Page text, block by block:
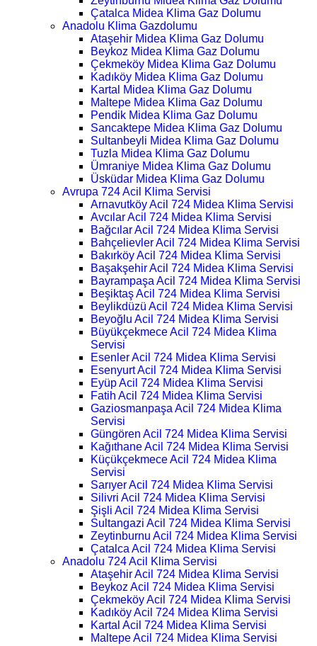
Çatalca Midea Klima Gaz Dolumu
Anadolu Klima Gazdolumu
Ataşehir Midea Klima Gaz Dolumu
Beykoz Midea Klima Gaz Dolumu
Çekmeköy Midea Klima Gaz Dolumu
Kadıköy Midea Klima Gaz Dolumu
Kartal Midea Klima Gaz Dolumu
Maltepe Midea Klima Gaz Dolumu
Pendik Midea Klima Gaz Dolumu
Sancaktepe Midea Klima Gaz Dolumu
Sultanbeyli Midea Klima Gaz Dolumu
Tuzla Midea Klima Gaz Dolumu
Ümraniye Midea Klima Gaz Dolumu
Üsküdar Midea Klima Gaz Dolumu
Avrupa 724 Acil Klima Servisi
Arnavutköy Acil 724 Midea Klima Servisi
Avcılar Acil 724 Midea Klima Servisi
Bağcılar Acil 724 Midea Klima Servisi
Bahçelievler Acil 724 Midea Klima Servisi
Bakırköy Acil 724 Midea Klima Servisi
Başakşehir Acil 724 Midea Klima Servisi
Bayrampaşa Acil 724 Midea Klima Servisi
Beşiktaş Acil 724 Midea Klima Servisi
Beylikdüzü Acil 724 Midea Klima Servisi
Beyoğlu Acil 724 Midea Klima Servisi
Büyükçekmece Acil 724 Midea Klima
Servisi
Esenler Acil 724 Midea Klima Servisi
Esenyurt Acil 724 Midea Klima Servisi
Eyüp Acil 724 Midea Klima Servisi
Fatih Acil 724 Midea Klima Servisi
Gaziosmanpaşa Acil 724 Midea Klima
Servisi
Güngören Acil 724 Midea Klima Servisi
Kağıthane Acil 724 Midea Klima Servisi
Küçükçekmece Acil 724 Midea Klima
Servisi
Sarıyer Acil 724 Midea Klima Servisi
Silivri Acil 724 Midea Klima Servisi
Şişli Acil 724 Midea Klima Servisi
Sultangazi Acil 724 Midea Klima Servisi
Zeytinburnu Acil 724 Midea Klima Servisi
Çatalca Acil 724 Midea Klima Servisi
Anadolu 724 Acil Klima Servisi
Ataşehir Acil 724 Midea Klima Servisi
Beykoz Acil 724 Midea Klima Servisi
Çekmeköy Acil 724 Midea Klima Servisi
Kadıköy Acil 724 Midea Klima Servisi
Kartal Acil 724 Midea Klima Servisi
Maltepe Acil 724 Midea Klima Servisi